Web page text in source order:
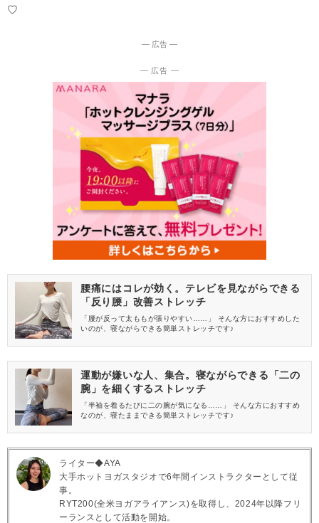
♡
― 広告 ―
― 広告 ―
腰痛にはコレが効く。テレビを見ながらできる
「反り腰」改善ストレッチ
「腰が反って太ももが張りやすい……」 そんな方におすすめした
いのが、寝ながらできる簡単ストレッチです♪
運動が嫌いな人、集合。寝ながらできる「二の
腕」を細くするストレッチ
「半袖を着るたびに二の腕が気になる……」 そんな方におすすめ
なのが、寝たままできる簡単ストレッチです♪
ライター◆AYA
大手ホットヨガスタジオで6年間インストラクターとして従
事。
RYT200(全米ヨガアライアンス)を取得し、2024年以降フリ
ーランスとして活動を開始。